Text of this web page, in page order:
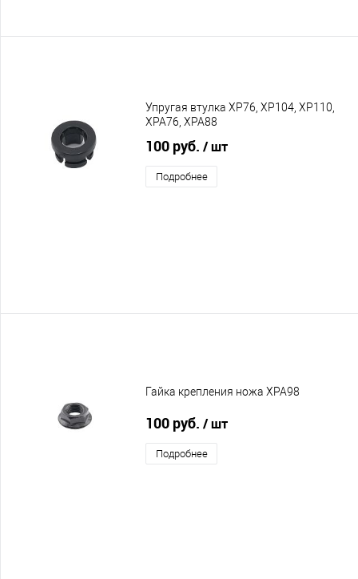
Упругая втулка XP76, XP104, XP110,
XPA76, XPA88
100 руб. / шт
Подробнее
Гайка крепления ножа XPA98
100 руб. / шт
Подробнее